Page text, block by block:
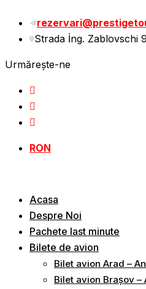
Sări
Strada İng. Zablovschi
Urmărește-ne
RON
Acasa
Despre Noi
Pachete last minute
Bilete de avion
Bilet avion Arad –
Bilet avion Brașov